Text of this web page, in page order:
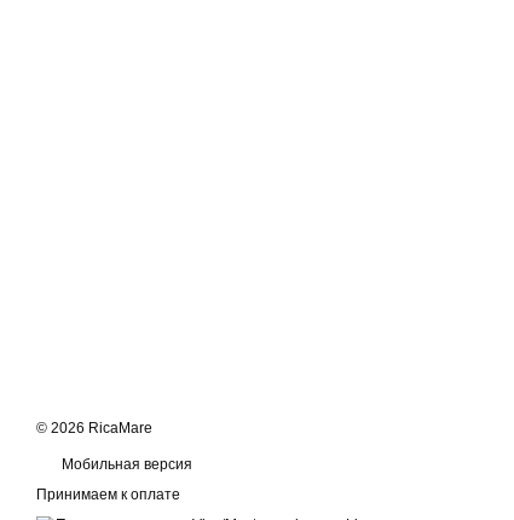
© 2026 RicaMare
Мобильная версия
Принимаем к оплате